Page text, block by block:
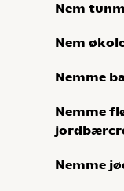
Nem
Nem
Nemme
Nemme
Nemme